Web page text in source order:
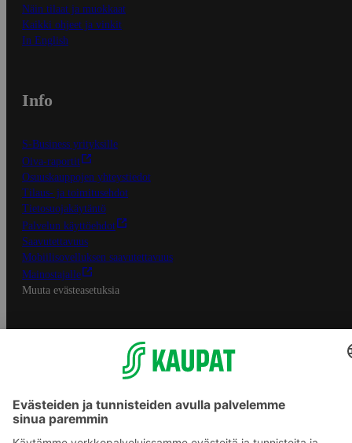
Näin tilaat ja muokkaat
Kaikki ohjeet ja vinkit
In English
Info
S-Business yrityksille
Oiva-raportit
Osuuskauppojen yhteystiedot
Tilaus- ja toimitusehdot
Tietosuojakäytäntö
Palvelun käyttöehdot
Saavutettavuus
Mobiilisovelluksen saavutettavuus
Mainostajalle
Muuta evästeasetuksia
S-ryhmän palvelut
Asiakasomistajuus